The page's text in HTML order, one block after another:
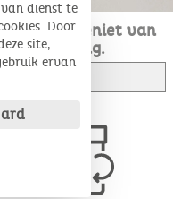
en geniet van
bestelling.
dienst te
Door
site,
ervan